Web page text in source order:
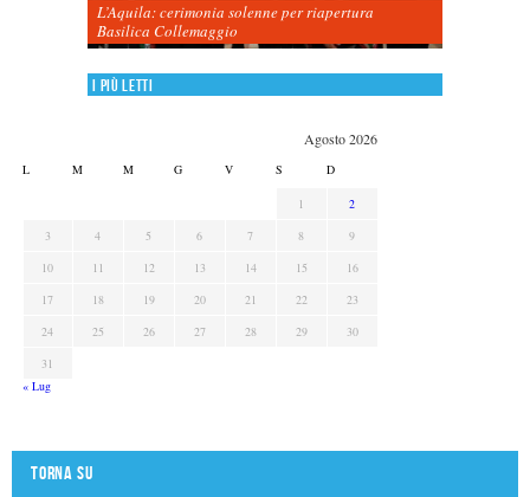
L’Aquila: cerimonia solenne per riapertura
Basilica Collemaggio
I più letti
Agosto 2026
L M M G V S D
1
2
3
4 5 6 7 8
9
10
11 12 13 14 15
16
17
18 19 20 21 22
23
24
25 26 27 28 29
30
31
« Lug
Torna su